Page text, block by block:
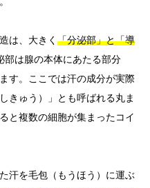
は、大きく 「分泌部」と「導
部は腺の本体にあたる部分
す。ここでは汗の成分が実際
きゅう）」とも呼ばれる丸ま
と複数の細胞が集まったコイ
汗を毛包（もうほう）に運ぶ